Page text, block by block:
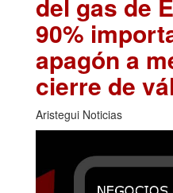
90%
apagón a
cierre de
Aristegui Noticias